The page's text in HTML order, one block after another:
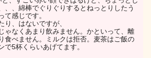
、、綿棒でぐりぐりするとねっとりしたう
て感じです。
り、はないですが、
ゃなくあまり飲みません。かといって、離
食べません。ミルクは拒否。麦茶はご飯の
で5杯くらいあげてます。